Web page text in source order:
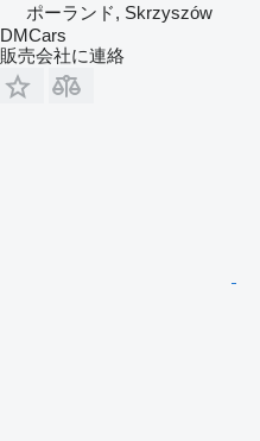
ポーランド, Skrzyszów
DMCars
販売会社に連絡